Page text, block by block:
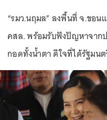
“รมว.นฤมล” ลงพื้นที่ จ.ขอ
คสล. พร้อมรับฟังปัญหาจากป
กอดทั้งน้ำตา ดีใจที่ได้รัฐมน